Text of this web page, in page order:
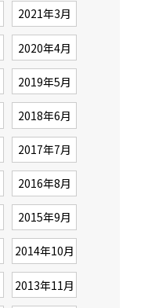
2021年3月
2020年4月
2019年5月
2018年6月
2017年7月
2016年8月
2015年9月
2014年10月
2013年11月